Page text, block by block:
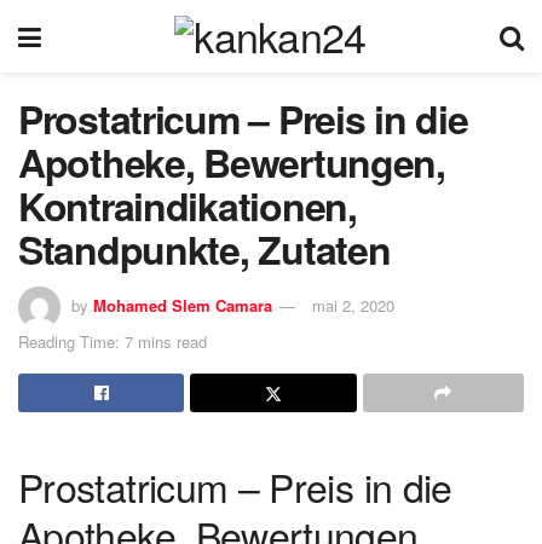
Prostatricum – Preis in die
Apotheke, Bewertungen,
Kontraindikationen,
Standpunkte, Zutaten
by Mohamed Slem Camara
mai 2, 2020
Reading Time: 7 mins read
Prostatricum – Preis in die